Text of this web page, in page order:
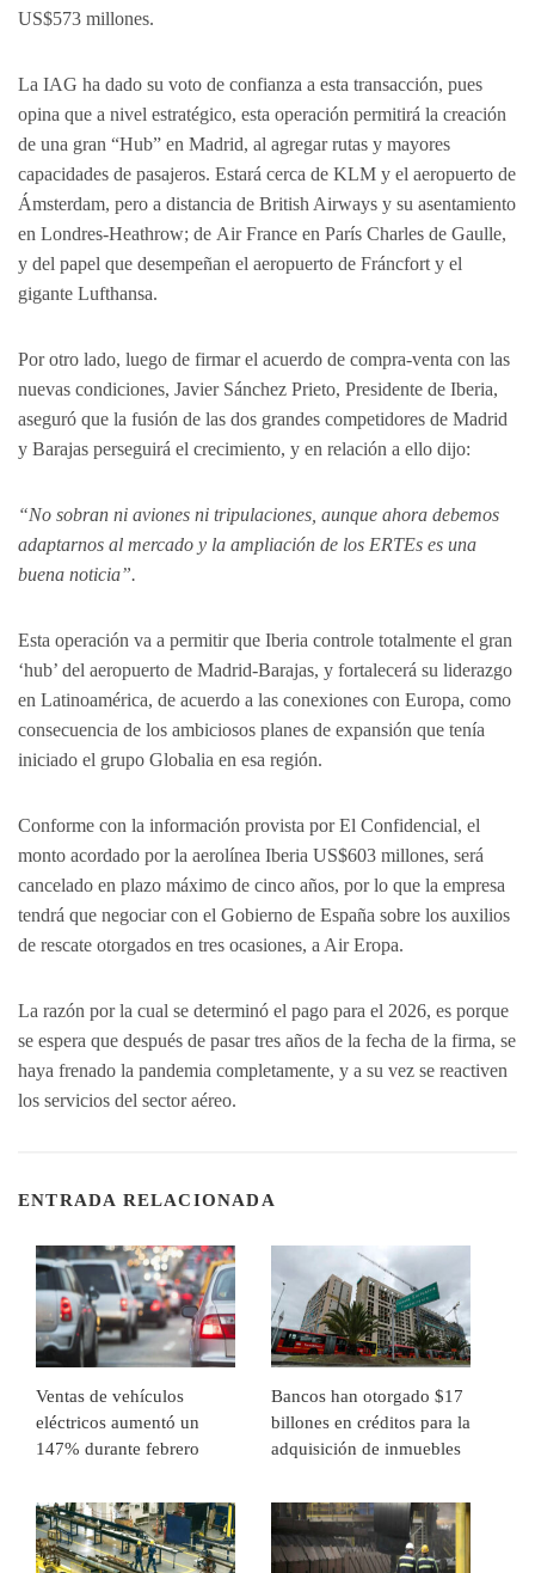
US$573 millones.
La IAG ha dado su voto de confianza a esta transacción, pues
opina que a nivel estratégico, esta operación permitirá la creación
de una gran “Hub” en Madrid, al agregar rutas y mayores
capacidades de pasajeros. Estará cerca de KLM y el aeropuerto de
Ámsterdam, pero a distancia de British Airways y su asentamiento
en Londres-Heathrow; de Air France en París Charles de Gaulle,
y del papel que desempeñan el aeropuerto de Fráncfort y el
gigante Lufthansa.
Por otro lado, luego de firmar el acuerdo de compra-venta con las
nuevas condiciones, Javier Sánchez Prieto, Presidente de Iberia,
aseguró que la fusión de las dos grandes competidores de Madrid
y Barajas perseguirá el crecimiento, y en relación a ello dijo:
“No sobran ni aviones ni tripulaciones, aunque ahora debemos
adaptarnos al mercado y la ampliación de los ERTEs es una
buena noticia”.
Esta operación va a permitir que Iberia controle totalmente el gran
‘hub’ del aeropuerto de Madrid-Barajas, y fortalecerá su liderazgo
en Latinoamérica, de acuerdo a las conexiones con Europa, como
consecuencia de los ambiciosos planes de expansión que tenía
iniciado el grupo Globalia en esa región.
Conforme con la información provista por El Confidencial, el
monto acordado por la aerolínea Iberia US$603 millones, será
cancelado en plazo máximo de cinco años, por lo que la empresa
tendrá que negociar con el Gobierno de España sobre los auxilios
de rescate otorgados en tres ocasiones, a Air Eropa.
La razón por la cual se determinó el pago para el 2026, es porque
se espera que después de pasar tres años de la fecha de la firma, se
haya frenado la pandemia completamente, y a su vez se reactiven
los servicios del sector aéreo.
ENTRADA RELACIONADA
Ventas de vehículos
eléctricos aumentó un
147% durante febrero
Bancos han otorgado $17
billones en créditos para la
adquisición de inmuebles